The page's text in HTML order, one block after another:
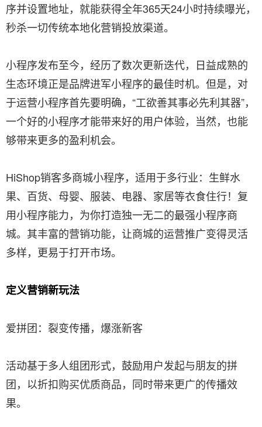
序并设置地址，就能获得全年365天24小时持续曝光，
秒杀一切传统本地化营销投放渠道。
小程序发布至今，经历了数次更新迭代，日益成熟的
生态环境正是品牌进军小程序的最佳时机。但是，对
于运营小程序首先要明确，“工欲善其事必先利其器”，
一个好的小程序才能带来好的用户体验，当然，也能
够带来更多的盈利机会。
HiShop销客多商城小程序，适用于多行业：生鲜水
果、百货、母婴、服装、电器、家居等衣食住行！复
用小程序能力，为你打造独一无二的最强小程序商
城。其丰富的营销功能，让商城的运营推广变得灵活
多样，更易于打开市场。
定义营销新玩法
爱拼团：裂变传播，爆涨新客
活动基于多人组团形式，鼓励用户发起与朋友的拼
团，以折扣购买优质商品，同时带来更广的传播效
果。